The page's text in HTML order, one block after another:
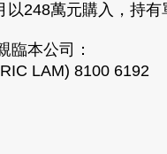
以248萬元購入，持
臨本公司：
LAM) 8100 6192